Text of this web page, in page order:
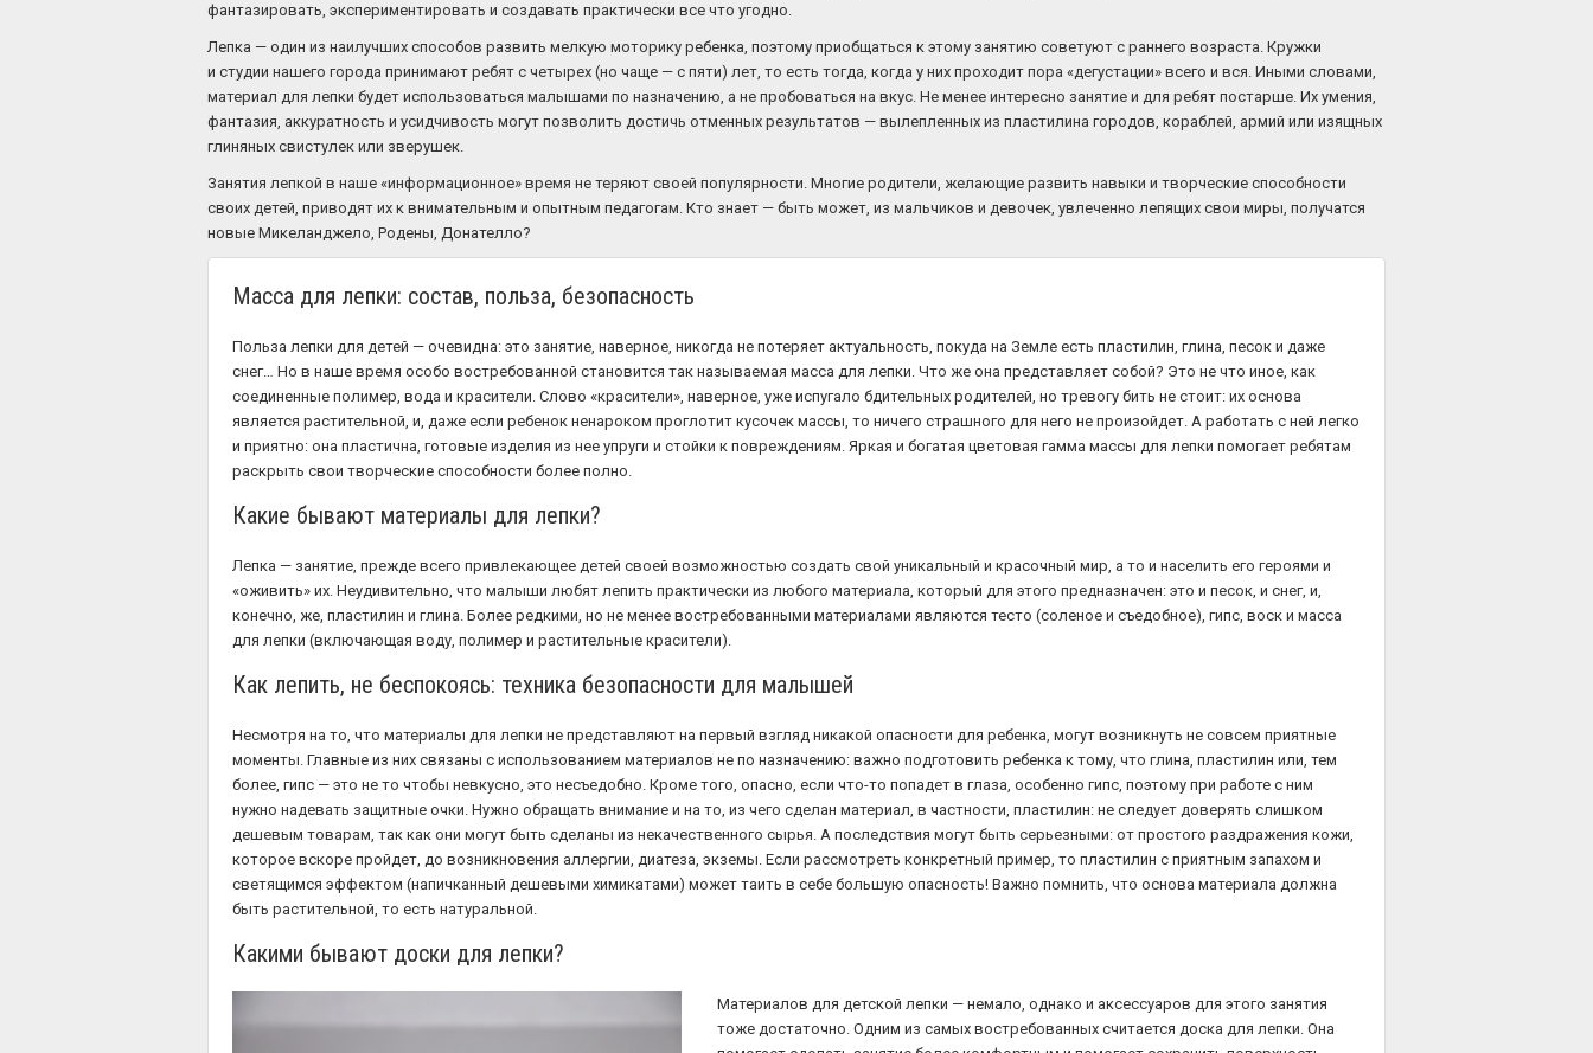
фантазировать, экспериментировать и создавать практически все что угодно.
Лепка — один из наилучших способов развить мелкую моторику ребенка, поэтому приобщаться к этому занятию советуют с раннего возраста. Кружки
и студии нашего города принимают ребят с четырех (но чаще — с пяти) лет, то есть тогда, когда у них проходит пора «дегустации» всего и вся. Иными словами,
материал для лепки будет использоваться малышами по назначению, а не пробоваться на вкус. Не менее интересно занятие и для ребят постарше. Их умения,
фантазия, аккуратность и усидчивость могут позволить достичь отменных результатов — вылепленных из пластилина городов, кораблей, армий или изящных
глиняных свистулек или зверушек.
Занятия лепкой в наше «информационное» время не теряют своей популярности. Многие родители, желающие развить навыки и творческие способности
своих детей, приводят их к внимательным и опытным педагогам. Кто знает — быть может, из мальчиков и девочек, увлеченно лепящих свои миры, получатся
новые Микеланджело, Родены, Донателло?
Масса для лепки: состав, польза, безопасность
Польза лепки для детей — очевидна: это занятие, наверное, никогда не потеряет актуальность, покуда на Земле есть пластилин, глина, песок и даже
снег… Но в наше время особо востребованной становится так называемая масса для лепки. Что же она представляет собой? Это не что иное, как
соединенные полимер, вода и красители. Слово «красители», наверное, уже испугало бдительных родителей, но тревогу бить не стоит: их основа
является растительной, и, даже если ребенок ненароком проглотит кусочек массы, то ничего страшного для него не произойдет. А работать с ней легко
и приятно: она пластична, готовые изделия из нее упруги и стойки к повреждениям. Яркая и богатая цветовая гамма массы для лепки помогает ребятам
раскрыть свои творческие способности более полно.
Какие бывают материалы для лепки?
Лепка — занятие, прежде всего привлекающее детей своей возможностью создать свой уникальный и красочный мир, а то и населить его героями и
«оживить» их. Неудивительно, что малыши любят лепить практически из любого материала, который для этого предназначен: это и песок, и снег, и,
конечно, же, пластилин и глина. Более редкими, но не менее востребованными материалами являются тесто (соленое и съедобное), гипс, воск и масса
для лепки (включающая воду, полимер и растительные красители).
Как лепить, не беспокоясь: техника безопасности для малышей
Несмотря на то, что материалы для лепки не представляют на первый взгляд никакой опасности для ребенка, могут возникнуть не совсем приятные
моменты. Главные из них связаны с использованием материалов не по назначению: важно подготовить ребенка к тому, что глина, пластилин или, тем
более, гипс — это не то чтобы невкусно, это несъедобно. Кроме того, опасно, если что-то попадет в глаза, особенно гипс, поэтому при работе с ним
нужно надевать защитные очки. Нужно обращать внимание и на то, из чего сделан материал, в частности, пластилин: не следует доверять слишком
дешевым товарам, так как они могут быть сделаны из некачественного сырья. А последствия могут быть серьезными: от простого раздражения кожи,
которое вскоре пройдет, до возникновения аллергии, диатеза, экземы. Если рассмотреть конкретный пример, то пластилин с приятным запахом и
светящимся эффектом (напичканный дешевыми химикатами) может таить в себе большую опасность! Важно помнить, что основа материала должна
быть растительной, то есть натуральной.
Какими бывают доски для лепки?
Материалов для детской лепки — немало, однако и аксессуаров для этого занятия
тоже достаточно. Одним из самых востребованных считается доска для лепки. Она